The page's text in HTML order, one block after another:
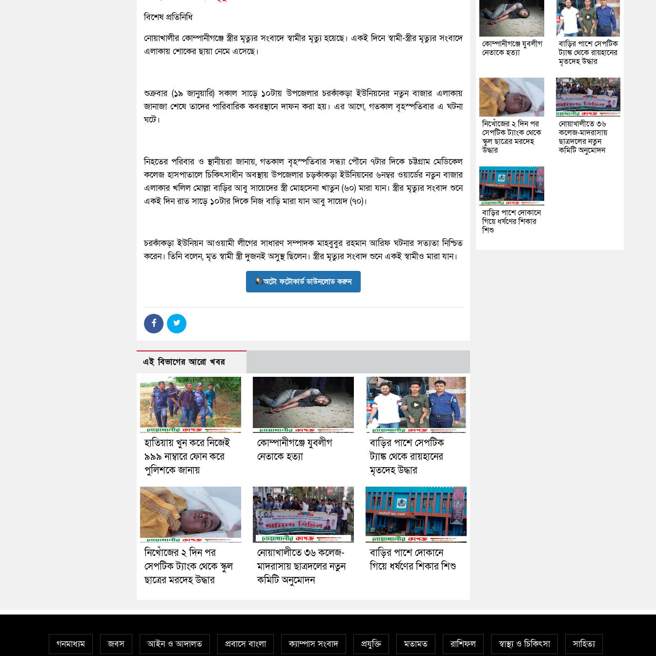
বিশেষ প্রতিনিধি
নোয়াখালীর কোম্পানীগঞ্জে স্ত্রীর মৃত্যুর সংবাদে স্বামীর মৃত্যু হয়েছে। একই দিনে স্বামী-স্ত্রীর মৃত্যুর সংবাদে
এলাকায় শোকের ছায়া নেমে এসেছে।
শুক্রবার (১৯ জানুয়ারি) সকাল সাড়ে ১০টায় উপজেলার চরকাঁকড়া ইউনিয়নের নতুন বাজার এলাকায়
জানাজা শেষে তাদের পারিবারিক কবরস্থানে দাফন করা হয়। এর আগে, গতকাল বৃহস্পতিবার এ ঘটনা
ঘটে।
নিহতের পরিবার ও স্থানীয়রা জানায়, গতকাল বৃহস্পতিবার সন্ধ্যা পৌনে ৭টার দিকে চট্টগ্রাম মেডিকেল
কলেজ হাসপাতালে চিকিৎসাধীন অবস্থায় উপজেলার চড়কাঁকড়া ইউনিয়নের ৬নম্বর ওয়ার্ডের নতুন বাজার
এলাকার খলিল মোল্লা বাড়ির আবু সায়েদের স্ত্রী মোহসেনা খাতুন (৬০) মারা যান। স্ত্রীর মৃত্যুর সংবাদ শুনে
একই দিন রাত সাড়ে ১০টার দিকে নিজ বাড়ি মারা যান আবু সায়েদ (৭০)।
চরকাঁকড়া ইউনিয়ন আওয়ামী লীগের সাধারণ সম্পাদক মাহবুবুর রহমান আরিফ ঘটনার সত্যতা নিশ্চিত
করেন। তিনি বলেন, মৃত স্বামী স্ত্রী দুজনই অসুস্থ ছিলেন। স্ত্রীর মৃত্যুর সংবাদ শুনে একই স্বামীও মারা যান।
অটো ফটোকার্ড ডাউনলোড করুন
এই বিভাগের আরো খবর
হাতিয়ায় খুন করে নিজেই
৯৯৯ নাম্বারে ফোন করে
পুলিশকে জানায়
কোম্পানীগঞ্জে যুবলীগ
নেতাকে হত্যা
বাড়ির পাশে সেপটিক
ট্যাঙ্ক থেকে রায়হানের
মৃতদেহ উদ্ধার
নিখোঁজের ২ দিন পর
সেপটিক ট্যাংক থেকে স্কুল
ছাত্রের মরদেহ উদ্ধার
নোয়াখালীতে ৩৬ কলেজ-
মাদরাসায় ছাত্রদলের নতুন
কমিটি অনুমোদন
বাড়ির পাশে দোকানে
গিয়ে ধর্ষণের শিকার শিশু
কোম্পানীগঞ্জে যুবলীগ
নেতাকে হত্যা
বাড়ির পাশে সেপটিক
ট্যাঙ্ক থেকে রায়হানের
মৃতদেহ উদ্ধার
নিখোঁজের ২ দিন পর
সেপটিক ট্যাংক থেকে
স্কুল ছাত্রের মরদেহ
উদ্ধার
নোয়াখালীতে ৩৬
কলেজ-মাদরাসায়
ছাত্রদলের নতুন
কমিটি অনুমোদন
বাড়ির পাশে দোকানে
গিয়ে ধর্ষণের শিকার
শিশু
গনমাধ্যম জবস আইন ও আদালত প্রবাসে বাংলা ক্যাম্পাস সংবাদ প্রযুক্তি মতামত রাশিফল স্বাস্থ্য ও চিকিৎসা সাহিত্য